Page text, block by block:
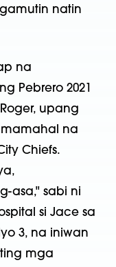
natin
na
Pebrero 2021
upang
na
Chiefs.
asa," sabi ni
si Jace sa
3, na iniwan
mga